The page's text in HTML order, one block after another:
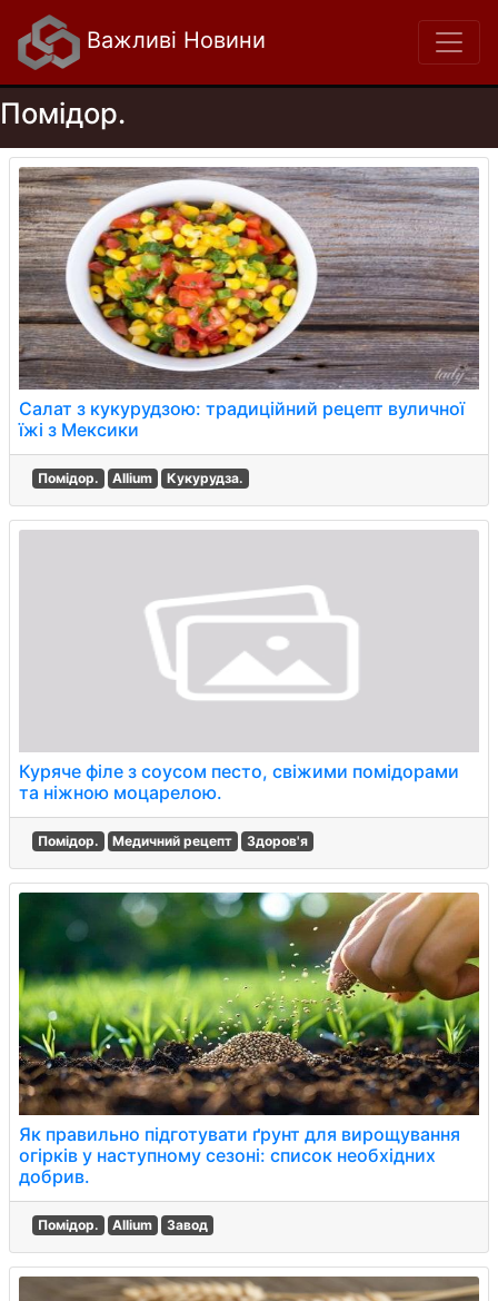
Важливі Новини
Помідор.
Салат з кукурудзою: традиційний рецепт вуличної
їжі з Мексики
Помідор. Allium Кукурудза.
Куряче філе з соусом песто, свіжими помідорами
та ніжною моцарелою.
Помідор. Медичний рецепт Здоров'я
Як правильно підготувати ґрунт для вирощування
огірків у наступному сезоні: список необхідних
добрив.
Помідор. Allium Завод